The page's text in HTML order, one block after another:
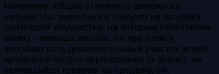
Например, общая стоимость денежного
имущества, животных и товаров на продажу
(категорий имущества, на которые обязателен
закят) – меньше нисаба, но при этом у
человека есть дополнительный участок земли,
купленный не для перепродажи (а значит, не
являющийся товаром на продажу, см.